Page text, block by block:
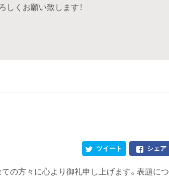
しくお願い致します！
シェア
ツイート
の方々に心より御礼申し上げます。表題につ